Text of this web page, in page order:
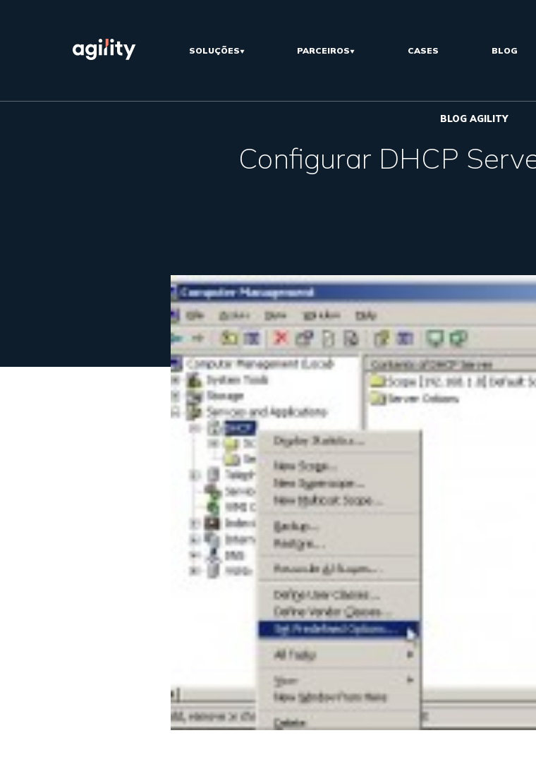
SOLUÇÕES PARCEIROS CASES BLOG
BLOG AGILITY
Configurar DHCP